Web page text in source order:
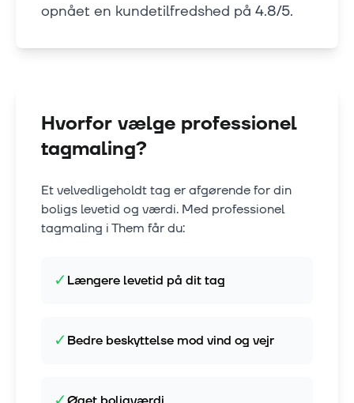
opnået en kundetilfredshed på 4.8/5.
Hvorfor vælge professionel
tagmaling?
Et velvedligeholdt tag er afgørende for din
boligs levetid og værdi. Med professionel
tagmaling iThem får du:
✓Længere levetid på dit tag
✓Bedre beskyttelse mod vind og vejr